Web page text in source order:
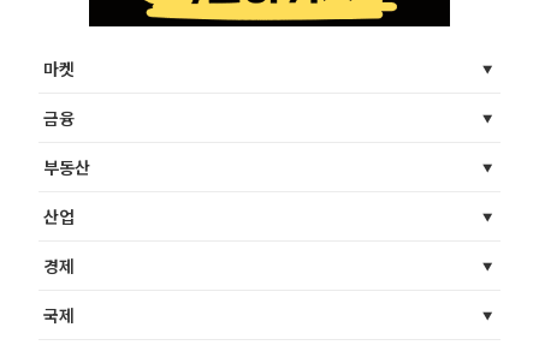
마켓
금융
부동산
산업
경제
국제